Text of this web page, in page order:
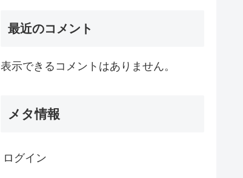
最近のコメント
表示できるコメントはありません。
メタ情報
ログイン